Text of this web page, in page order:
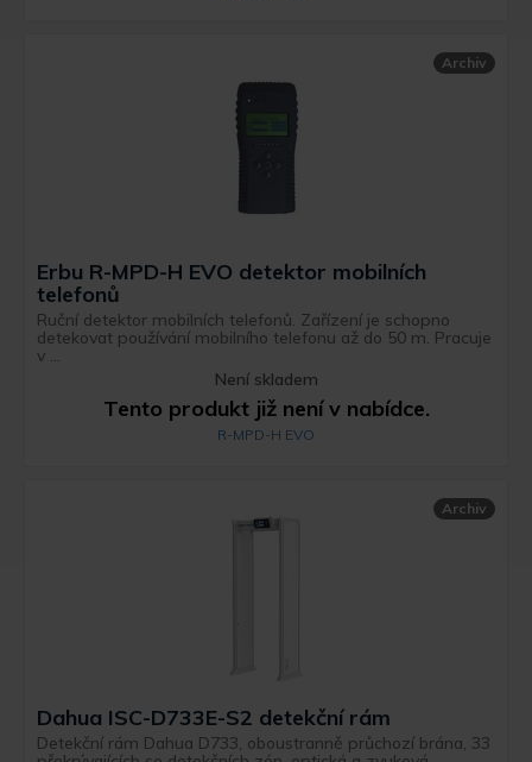
Archiv
Erbu R-MPD-H EVO detektor mobilních
telefonů
Ruční detektor mobilních telefonů. Zařízení je schopno
detekovat používání mobilního telefonu až do 50 m. Pracuje
v ...
Není skladem
Tento produkt již není v nabídce.
R-MPD-H EVO
Archiv
Dahua ISC-D733E-S2 detekční rám
Detekční rám Dahua D733, oboustranně průchozí brána, 33